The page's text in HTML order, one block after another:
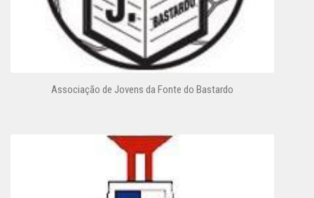
Associação de Jovens da Fonte do Bastardo